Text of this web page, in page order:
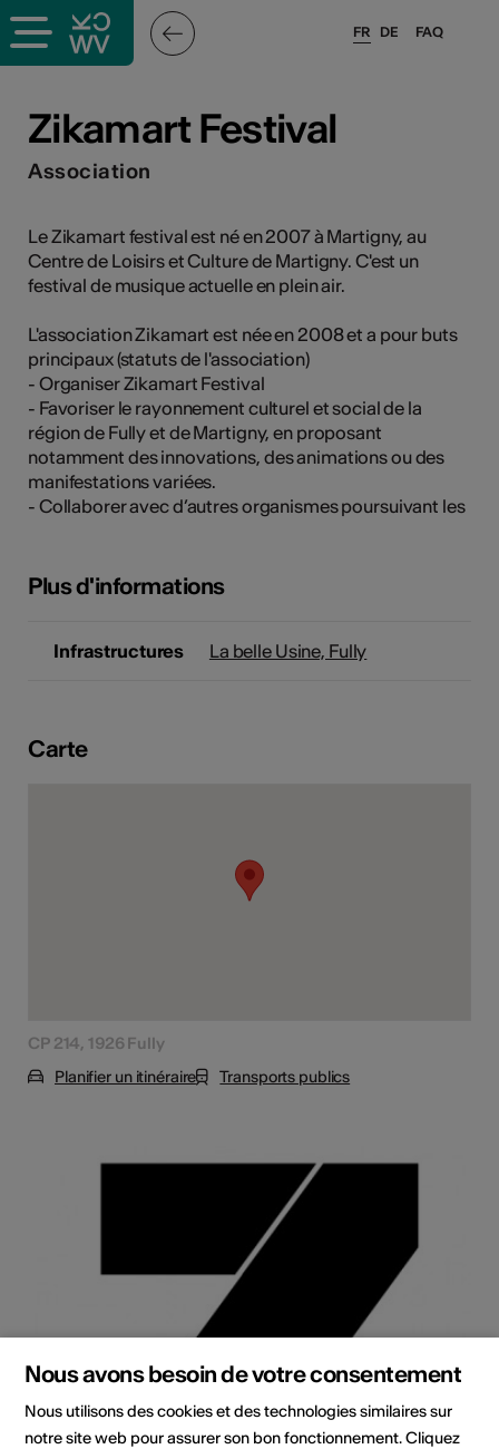
FAQ
FR DE
Zikamart Festival
Association
Le Zikamart festival est né en 2007 à Martigny, au
Centre de Loisirs et Culture de Martigny. C'est un
festival de musique actuelle en plein air.
L'association Zikamart est née en 2008 et a pour buts
principaux (statuts de l'association)
- Organiser Zikamart Festival
- Favoriser le rayonnement culturel et social de la
région de Fully et de Martigny, en proposant
notamment des innovations, des animations ou des
manifestations variées.
- Collaborer avec d’autres organismes poursuivant les
Plus d'informations
Infrastructures La belle Usine, Fully
Carte
CP 214, 1926 Fully
Planifier un itinéraire
Transports publics
Nous avons besoin de votre consentement
Nous utilisons des cookies et des technologies similaires sur
notre site web pour assurer son bon fonctionnement. Cliquez